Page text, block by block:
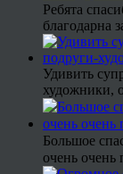
Ребята
благодарна
Удивить
художники,
Большое
очень очень